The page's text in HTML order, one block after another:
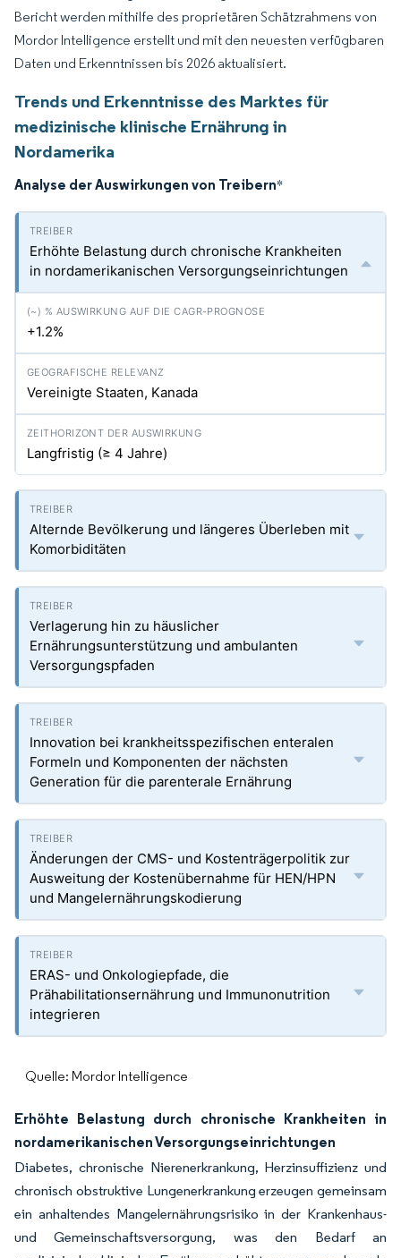
Bericht werden mithilfe des proprietären Schätzrahmens von
Mordor Intelligence erstellt und mit den neuesten verfügbaren
Daten und Erkenntnissen bis 2026 aktualisiert.
Trends und Erkenntnisse des Marktes für
medizinische klinische Ernährung in
Nordamerika
Analyse der Auswirkungen von Treibern*
Erhöhte Belastung durch chronische Krankheiten
in nordamerikanischen Versorgungseinrichtungen
+1.2%
Vereinigte Staaten, Kanada
Langfristig (≥ 4 Jahre)
Alternde Bevölkerung und längeres Überleben mit
Komorbiditäten
Verlagerung hin zu häuslicher
Ernährungsunterstützung und ambulanten
Versorgungspfaden
Innovation bei krankheitsspezifischen enteralen
Formeln und Komponenten der nächsten
Generation für die parenterale Ernährung
Änderungen der CMS- und Kostenträgerpolitik zur
Ausweitung der Kostenübernahme für HEN/HPN
und Mangelernährungskodierung
ERAS- und Onkologiepfade, die
Prähabilitationsernährung und Immunonutrition
integrieren
Quelle: Mordor Intelligence
Erhöhte Belastung durch chronische Krankheiten in
nordamerikanischen Versorgungseinrichtungen
Diabetes, chronische Nierenerkrankung, Herzinsuffizienz und
chronisch obstruktive Lungenerkrankung erzeugen gemeinsam
ein anhaltendes Mangelernährungsrisiko in der Krankenhaus-
und Gemeinschaftsversorgung, was den Bedarf an